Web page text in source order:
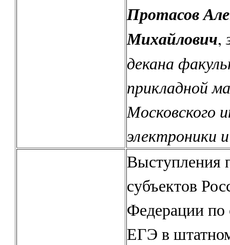
Протасов
Михайлович,
декана
прикладной
Московского
электроники
Выступления
субъектов
Федерации по
ЕГЭ в